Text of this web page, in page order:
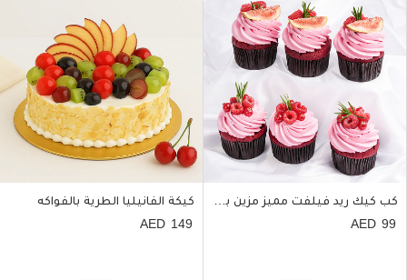
كب كيك ريد فيلفت مميز مزين بالتوت والتين 6 قطع
99
كيكة الفانيليا الطرية بالفواكه
149